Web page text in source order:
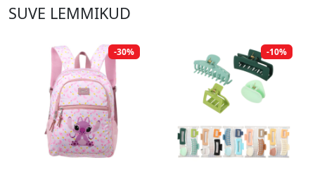
SUVE LEMMIKUD
-30% -10%